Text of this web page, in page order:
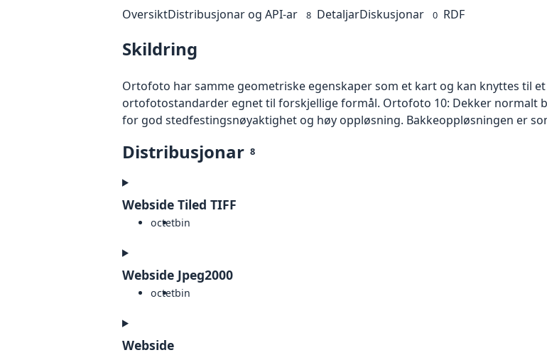
OversiktDistribusjonar og API-ar 8 DetaljarDiskusjonar 0 RDF
Skildring
Ortofoto har samme geometriske egenskaper som et kart og kan knyttes til
ortofotostandarder egnet til forskjellige formål. Ortofoto 10: Dekker normalt
for god stedfestingsnøyaktighet og høy oppløsning. Bakkeoppløsningen er
Distribusjonar 8
Webside Tiled TIFF
octetbin
Webside Jpeg2000
octetbin
Webside